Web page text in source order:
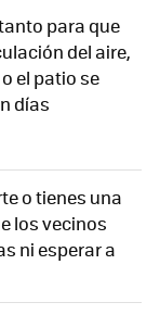
para que
del aire,
el patio se
días
o tienes una
los vecinos
ni esperar a